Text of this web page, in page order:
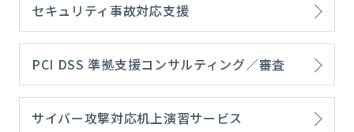
セキュリティ事故対応支援
PCI DSS 準拠支援コンサルティング／審査
サイバー攻撃対応机上演習サービス